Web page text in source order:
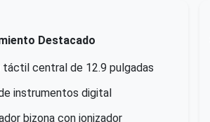
Destacado
táctil central de 12.9 pulgadas
instrumentos digital
bizona con ionizador